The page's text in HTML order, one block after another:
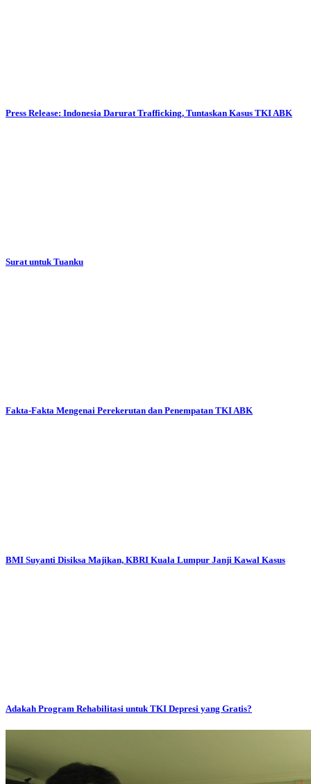
Press Release: Indonesia Darurat Trafficking, Tuntaskan Kasus TKI ABK
Surat untuk Tuanku
Fakta-Fakta Mengenai Perekerutan dan Penempatan TKI ABK
BMI Suyanti Disiksa Majikan, KBRI Kuala Lumpur Janji Kawal Kasus
Adakah Program Rehabilitasi untuk TKI Depresi yang Gratis?